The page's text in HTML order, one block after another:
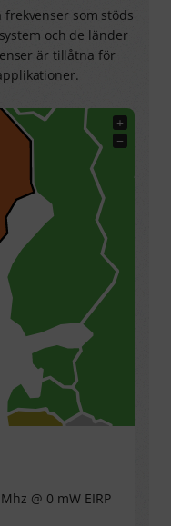
frekvenser som stöds
och de länder
är tillåtna för
+
−
@ 0 mW EIRP